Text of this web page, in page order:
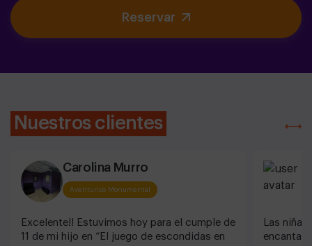
Reservar
Nuestros clientes
Carolina Murro
Aventurico Monumental
Excelente!! Estuvimos hoy para el cumple de
11 de mi hijo en “El juego de escondidas en
Las